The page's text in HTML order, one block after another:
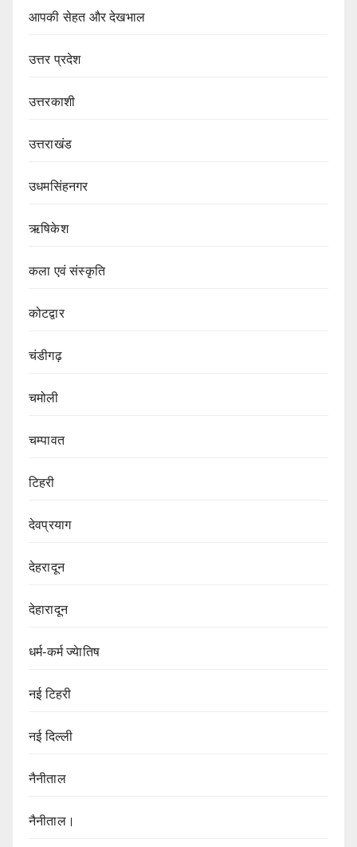
आपकी सेहत और देखभाल
उत्तर प्रदेश
उत्तरकाशी
उत्तराखंड
उधमसिंहनगर
ऋषिकेश
कला एवं संस्कृति
कोटद्वार
चंडीगढ़
चमोली
चम्पावत
टिहरी
देवप्रयाग
देहरादून
देहारादून
धर्म-कर्म ज्येातिष
नई टिहरी
नई दिल्ली
नैनीताल
नैनीताल।